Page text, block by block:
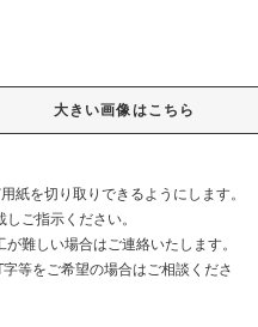
大きい画像はこちら
紙を切り取りできるようにします。
ご指示ください。
難しい場合はご連絡いたします。
等をご希望の場合はご相談くださ